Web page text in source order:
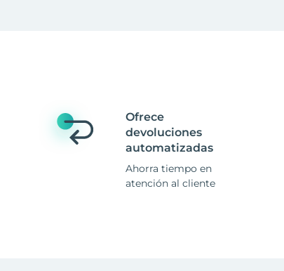
Ofrece
devoluciones
automatizadas
Ahorra tiempo en
atención al cliente